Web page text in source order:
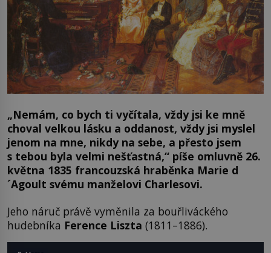
„Nemám, co bych ti vyčítala, vždy jsi ke mně
choval velkou lásku a oddanost, vždy jsi myslel
jenom na mne, nikdy na sebe, a přesto jsem
s tebou byla velmi nešťastná,“ píše omluvně 26.
května 1835 francouzská hraběnka Marie d
´Agoult svému manželovi Charlesovi.
Jeho náruč právě vyměnila za bouřliváckého
hudebníka Ference Liszta (1811–1886).